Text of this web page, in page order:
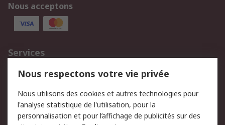
Nous acceptons
Services
750.000 produits
2.500 marques
Retours
Support technique
Track & trace
Nous respectons votre vie privée
Nous utilisons des cookies et autres technologies pour
l'analyse statistique de l'utilisation, pour la
personnalisation et pour l’affichage de publicités sur des